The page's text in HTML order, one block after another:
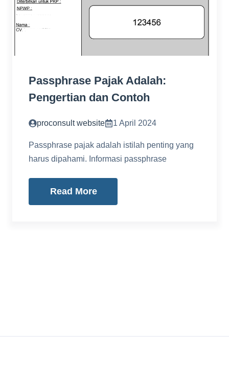
Passphrase Pajak Adalah:
Pengertian dan Contoh
proconsult website 1 April 2024
Passphrase pajak adalah istilah penting yang
harus dipahami. Informasi passphrase
Read More